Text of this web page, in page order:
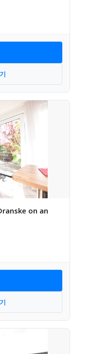
on an